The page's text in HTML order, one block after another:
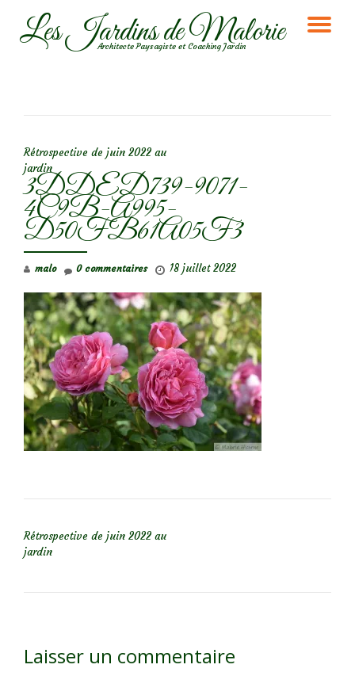
AllerLes Jardins de Malorie
Architecte Paysagiste et Coaching Jardin
Rétrospective de juin 2022 au
jardin
3DDED739-9071-
4C9B-A995-
D50FB61A05F3
malo 18 juillet 2022
0 commentaires
Rétrospective de juin 2022 au
jardin
Laisser un commentaire